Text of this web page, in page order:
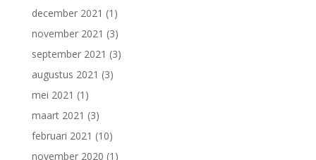
december 2021 (1)
november 2021 (3)
september 2021 (3)
augustus 2021 (3)
mei 2021 (1)
maart 2021 (3)
februari 2021 (10)
november 2020 (1)